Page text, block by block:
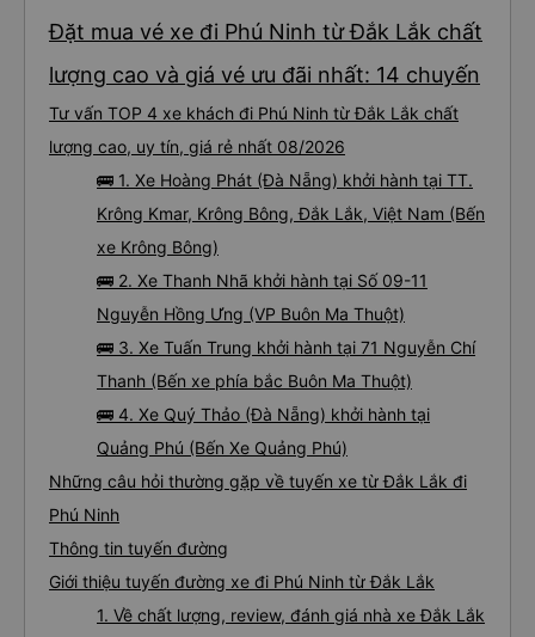
Đặt mua vé xe đi Phú Ninh từ Đắk Lắk chất
lượng cao và giá vé ưu đãi nhất: 14 chuyến
Tư vấn TOP 4 xe khách đi Phú Ninh từ Đắk Lắk chất
lượng cao, uy tín, giá rẻ nhất 08/2026
🚌 1. Xe Hoàng Phát (Đà Nẵng) khởi hành tại TT.
Krông Kmar, Krông Bông, Đắk Lắk, Việt Nam (Bến
xe Krông Bông)
🚌 2. Xe Thanh Nhã khởi hành tại Số 09-11
Nguyễn Hồng Ưng (VP Buôn Ma Thuột)
🚌 3. Xe Tuấn Trung khởi hành tại 71 Nguyễn Chí
Thanh (Bến xe phía bắc Buôn Ma Thuột)
🚌 4. Xe Quý Thảo (Đà Nẵng) khởi hành tại
Quảng Phú (Bến Xe Quảng Phú)
Những câu hỏi thường gặp về tuyến xe từ Đắk Lắk đi
Phú Ninh
Thông tin tuyến đường
Giới thiệu tuyến đường xe đi Phú Ninh từ Đắk Lắk
1. Về chất lượng, review, đánh giá nhà xe Đắk Lắk